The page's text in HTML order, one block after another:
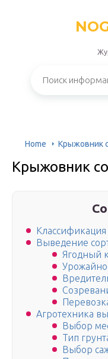
Home Крыжовник
Крыжовник
Классификация
Выведение
Ягодный
Агротехника
Выбор
Тип
Выбор